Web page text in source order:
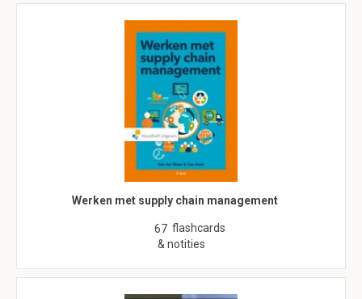
Werken met supply chain management
67 flashcards
& notities